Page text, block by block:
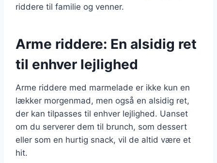
riddere til familie og venner.
Arme riddere: En alsidig ret
til enhver lejlighed
Arme riddere med marmelade er ikke kun en
lækker morgenmad, men også en alsidig ret,
der kan tilpasses til enhver lejlighed. Uanset
om du serverer dem til brunch, som dessert
eller som en hurtig snack, vil de altid være et
hit.